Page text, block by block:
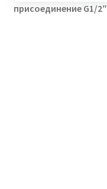
присоединение G1/2″